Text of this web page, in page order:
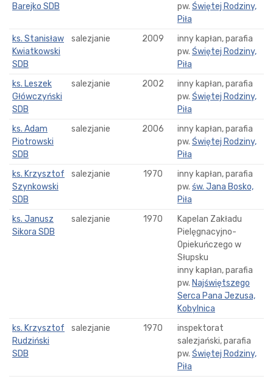
Barejko SDB
pw. Świętej Rodziny,
Piła
ks. Stanisław
Kwiatkowski
SDB
salezjanie 2009
inny kapłan, parafia
pw. Świętej Rodziny,
Piła
ks. Leszek
Główczyński
SDB
salezjanie 2002
inny kapłan, parafia
pw. Świętej Rodziny,
Piła
ks. Adam
Piotrowski
SDB
salezjanie 2006
inny kapłan, parafia
pw. Świętej Rodziny,
Piła
ks. Krzysztof
Szynkowski
SDB
salezjanie 1970
inny kapłan, parafia
pw. św. Jana Bosko,
Piła
ks. Janusz
Sikora SDB
salezjanie 1970
Kapelan Zakładu
Pielęgnacyjno-
Opiekuńczego w
Słupsku
inny kapłan, parafia
pw. Najświętszego
Serca Pana Jezusa,
Kobylnica
ks. Krzysztof
Rudziński
SDB
salezjanie 1970
inspektorat
salezjański, parafia
pw. Świętej Rodziny,
Piła